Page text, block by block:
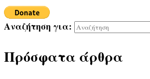
Αναζήτηση για:
Πρόσφατα άρθρα